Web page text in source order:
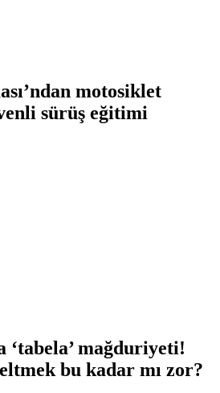
motosiklet
sürüş eğitimi
‘tabela’ mağduriyeti!
bu kadar mı zor?